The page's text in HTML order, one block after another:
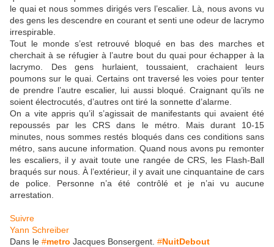
le quai et nous sommes dirigés vers l’escalier. Là, nous avons vu
des gens les descendre en courant et senti une odeur de lacrymo
irrespirable.
Tout le monde s’est retrouvé bloqué en bas des marches et
cherchait à se réfugier à l’autre bout du quai pour échapper à la
lacrymo. Des gens hurlaient, toussaient, crachaient leurs
poumons sur le quai. Certains ont traversé les voies pour tenter
de prendre l’autre escalier, lui aussi bloqué. Craignant qu’ils ne
soient électrocutés, d’autres ont tiré la sonnette d’alarme.
On a vite appris qu’il s’agissait de manifestants qui avaient été
repoussés par les CRS dans le métro. Mais durant 10-15
minutes, nous sommes restés bloqués dans ces conditions sans
métro, sans aucune information. Quand nous avons pu remonter
les escaliers, il y avait toute une rangée de CRS, les Flash-Ball
braqués sur nous. À l’extérieur, il y avait une cinquantaine de cars
de police. Personne n’a été contrôlé et je n’ai vu aucune
arrestation.
Suivre
Yann Schreiber
Dans le #metro Jacques Bonsergent. #NuitDebout